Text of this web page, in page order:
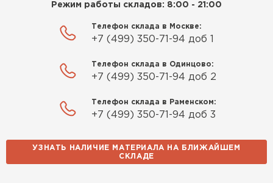
Режим работы складов: 8:00 - 21:00
Телефон склада в Москве:
+7 (499) 350-71-94 доб 1
Телефон склада в Одинцово:
+7 (499) 350-71-94 доб 2
Телефон склада в Раменском:
+7 (499) 350-71-94 доб 3
УЗНАТЬ НАЛИЧИЕ МАТЕРИАЛА НА БЛИЖАЙШЕМ
СКЛАДЕ